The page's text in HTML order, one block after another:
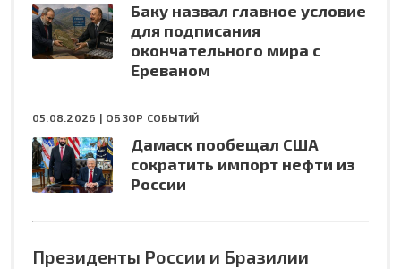
Баку назвал главное условие
для подписания
окончательного мира с
Ереваном
05.08.2026 | ОБЗОР СОБЫТИЙ
Дамаск пообещал США
сократить импорт нефти из
России
Президенты России и Бразилии